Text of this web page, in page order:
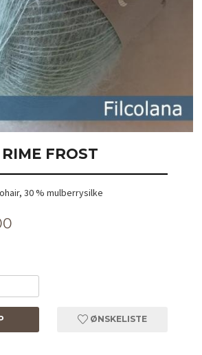
FROST
30 % mulberrysilke
ØNSKELISTE